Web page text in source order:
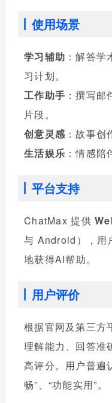
使用场景
学习辅助 ：解答
习计划。
工作助手 ：撰写
片段。
创意灵感 ：故事创
生活娱乐 ：情感陪
平台支持
ChatMax 提供
与 Android），用
地获得AI帮助。
用户评价
根据官网及第三方
理解能力、回答准
高评分。用户普遍
畅”、“功能实用”。